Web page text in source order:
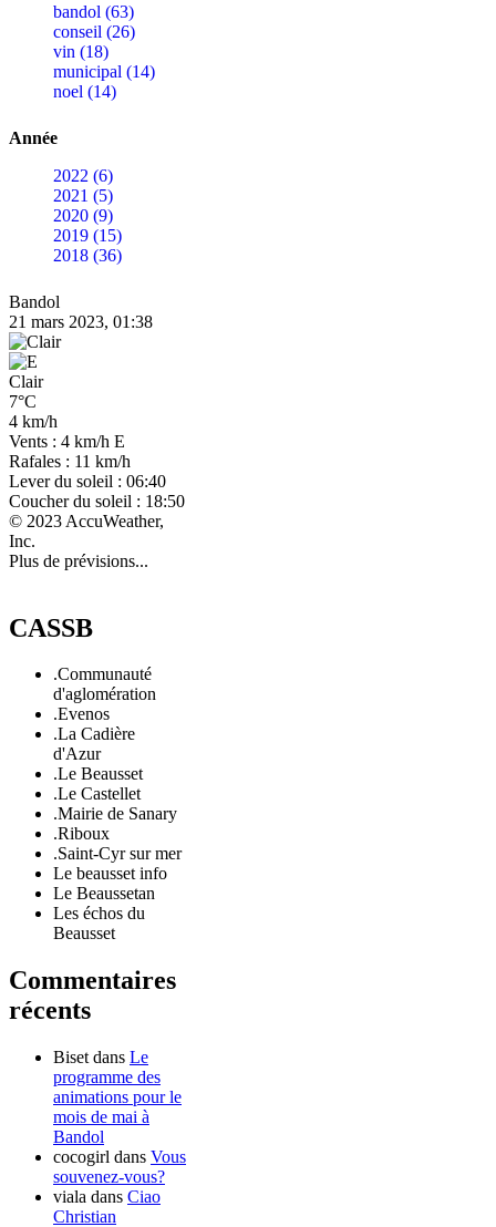
bandol (63)
conseil (26)
vin (18)
municipal (14)
noel (14)
Année
2022 (6)
2021 (5)
2020 (9)
2019 (15)
2018 (36)
Bandol
21 mars 2023, 01:38
Clair
7°C
4 km/h
Vents : 4 km/h E
Rafales : 11 km/h
Lever du soleil : 06:40
Coucher du soleil : 18:50
© 2023 AccuWeather,
Inc.
Plus de prévisions...
CASSB
.Communauté
d'aglomération
.Evenos
.La Cadière
d'Azur
.Le Beausset
.Le Castellet
.Mairie de Sanary
.Riboux
.Saint-Cyr sur mer
Le beausset info
Le Beaussetan
Les échos du
Beausset
Commentaires
récents
Biset dans Le
programme des
animations pour le
mois de mai à
Bandol
cocogirl dans Vous
souvenez-vous?
viala dans Ciao
Christian